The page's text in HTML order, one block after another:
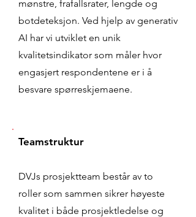
mønstre, frafallsrater, lengde og
botdeteksjon. Ved hjelp av generativ
AI har vi utviklet en unik
kvalitetsindikator som måler hvor
engasjert respondentene er i å
besvare spørreskjemaene.
Teamstruktur
DVJs prosjektteam består av to
roller som sammen sikrer høyeste
kvalitet i både prosjektledelse og